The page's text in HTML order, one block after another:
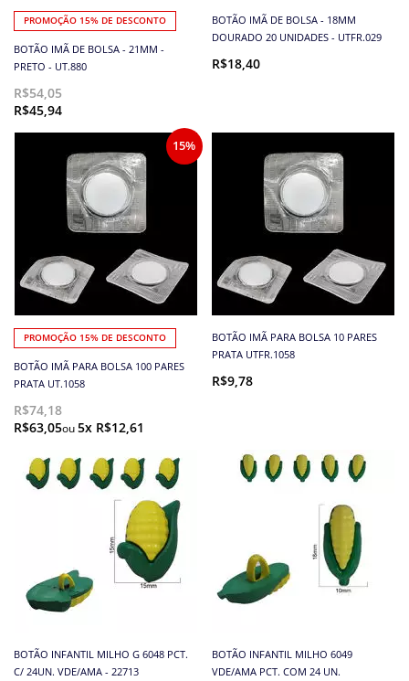
PROMOÇÃO 15% DE DESCONTO
BOTÃO IMÃ DE BOLSA - 21MM -
PRETO - UT.880
R$54,05
R$45,94
BOTÃO IMÃ DE BOLSA - 18MM
DOURADO 20 UNIDADES - UTFR.029
R$18,40
PROMOÇÃO 15% DE DESCONTO
BOTÃO IMÃ PARA BOLSA 100 PARES
PRATA UT.1058
R$74,18
R$63,05
5x R$12,61
15%
BOTÃO IMÃ PARA BOLSA 10 PARES
PRATA UTFR.1058
R$9,78
BOTÃO INFANTIL MILHO G 6048 PCT.
C/ 24UN. VDE/AMA - 22713
BOTÃO INFANTIL MILHO 6049
VDE/AMA PCT. COM 24 UN.